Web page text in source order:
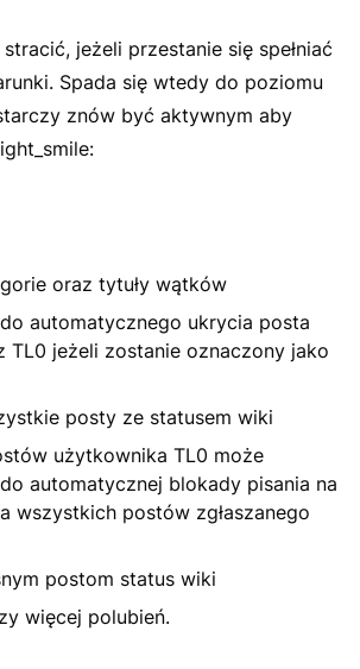
jeżeli przestanie się spełniać
Spada się wtedy do poziomu
znów być aktywnym aby
oraz tytuły wątków
automatycznego ukrycia posta
TL0 jeżeli zostanie oznaczony jako
posty ze statusem wiki
użytkownika TL0 może
automatycznej blokady pisania na
wszystkich postów zgłaszanego
postom status wiki
więcej polubień.